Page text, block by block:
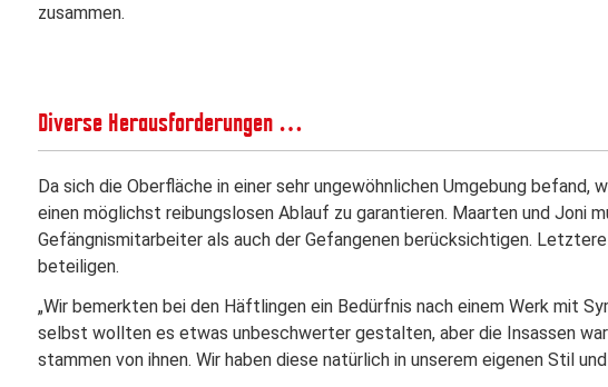
zusammen.
Diverse Herausforderungen …
Da sich die Oberfläche in einer sehr ungewöhnlichen Umgebung
einen möglichst reibungslosen Ablauf zu garantieren. Maarten und Joni
Gefängnismitarbeiter als auch der Gefangenen berücksichtigen.
beteiligen.
„Wir bemerkten bei den Häftlingen ein Bedürfnis nach einem Werk mit
selbst wollten es etwas unbeschwerter gestalten, aber die Insassen
stammen von ihnen. Wir haben diese natürlich in unserem eigenen Stil